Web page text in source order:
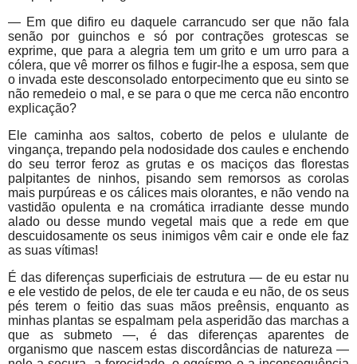
— Em que difiro eu daquele carrancudo ser que não fala
senão por guinchos e só por contrações grotescas se
exprime, que para a alegria tem um grito e um urro para a
cólera, que vê morrer os filhos e fugir-lhe a esposa, sem que
o invada este desconsolado entorpecimento que eu sinto se
não remedeio o mal, e se para o que me cerca não encontro
explicação?
Ele caminha aos saltos, coberto de pelos e ululante de
vingança, trepando pela nodosidade dos caules e enchendo
do seu terror feroz as grutas e os maciços das florestas
palpitantes de ninhos, pisando sem remorsos as corolas
mais purpúreas e os cálices mais olorantes, e não vendo na
vastidão opulenta e na cromática irradiante desse mundo
alado ou desse mundo vegetal mais que a rede em que
descuidosamente os seus inimigos vêm cair e onde ele faz
as suas vítimas!
É das diferenças superficiais de estrutura — de eu estar nu
e ele vestido de pelos, de ele ter cauda e eu não, de os seus
pés terem o feitio das suas mãos preênsis, enquanto as
minhas plantas se espalmam pela asperidão das marchas a
que as submeto —, é das diferenças aparentes de
organismo que nascem estas discordâncias de natureza —